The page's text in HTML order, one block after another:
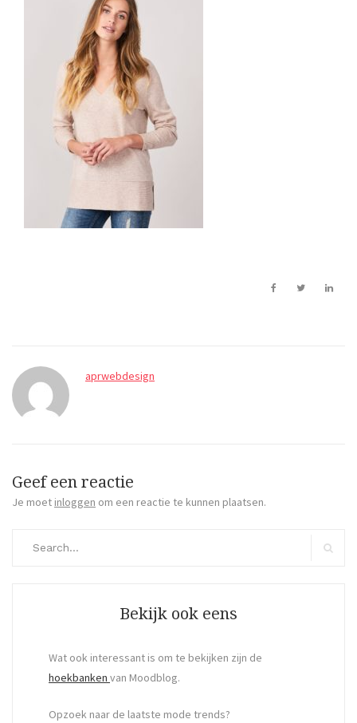
aprwebdesign
Geef een reactie
Je moet inloggen om een reactie te kunnen plaatsen.
Bekijk ook eens
Wat ook interessant is om te bekijken zijn de
hoekbanken van Moodblog.
Opzoek naar de laatste mode trends?